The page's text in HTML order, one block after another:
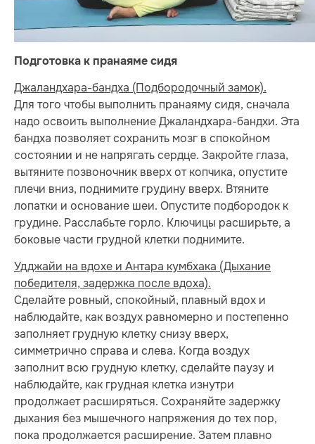
Подготовка к пранаяме сидя
Джаландхара-бандха (Подбородочный замок).
Для того чтобы выполнить пранаяму сидя, сначала
надо освоить выполнение Джаландхара-бандхи. Эта
бандха позволяет сохранить мозг в спокойном
состоянии и не напрягать сердце. Закройте глаза,
вытяните позвоночник вверх от копчика, опустите
плечи вниз, поднимите грудину вверх. Втяните
лопатки и основание шеи. Опустите подбородок к
грудине. Расслабьте горло. Ключицы расширьте, а
боковые части грудной клетки поднимите.
Удджайи на вдохе и Антара кумбхака (Дыхание
победителя, задержка после вдоха).
Сделайте ровный, спокойный, плавный вдох и
наблюдайте, как воздух равномерно и постепенно
заполняет грудную клетку снизу вверх,
симметрично справа и слева. Когда воздух
заполнит всю грудную клетку, сделайте паузу и
наблюдайте, как грудная клетка изнутри
продолжает расширяться. Сохраняйте задержку
дыхания без мышечного напряжения до тех пор,
пока продолжается расширение. Затем плавно